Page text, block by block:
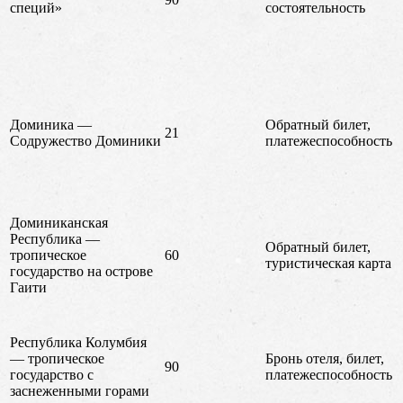
специй» состоятельность
Доминика —
Содружество Доминики
21
Обратный билет,
платежеспособность
Доминиканская
Республика —
тропическое
государство на острове
Гаити
60
Обратный билет,
туристическая карта
Республика Колумбия
— тропическое
государство с
заснеженными горами
90
Бронь отеля, билет,
платежеспособность